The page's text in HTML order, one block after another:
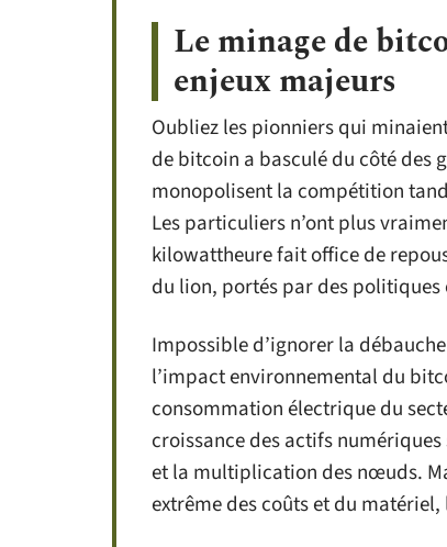
Le minage de
enjeux majeurs
Oubliez les pionniers qui
de bitcoin a basculé du côté des
monopolisent la compétition
Les particuliers n’ont plus
kilowattheure fait office de
du lion, portés par des
Impossible d’ignorer la
l’impact environnemental du
consommation électrique du
croissance des actifs
et la multiplication des nœuds.
extrême des coûts et du